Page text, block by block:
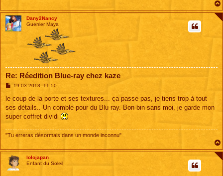
Dany2Nancy
Guerrier Maya
Re: Réedition Blue-ray chez kaze
M
s
a
g
e
19 03 2013, 11:50
le coup de la porte et ses textures... ça passe pas, je tiens trop à tout
ses détails.. Un comble pour du Blu ray. Bon bin sans moi, je garde mon
super coffret dividi
"Tu erreras désormais dans un monde inconnu"
lolojapan
Enfant du Soleil